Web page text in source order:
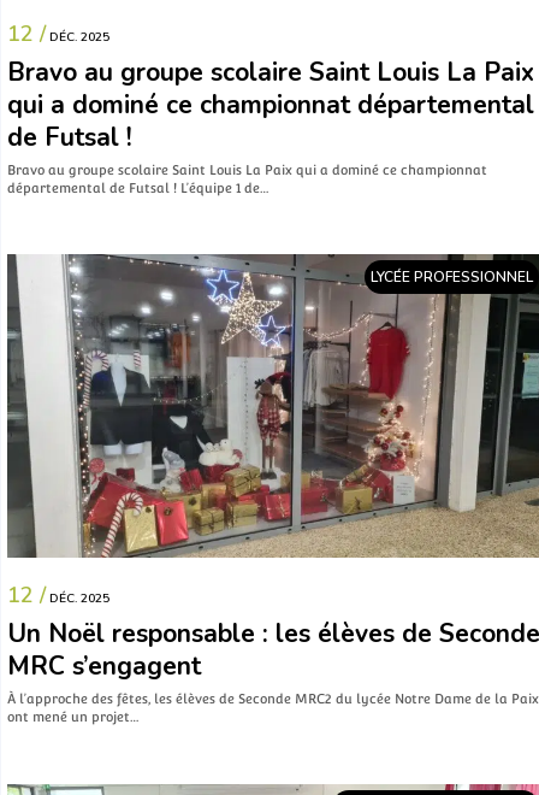
12 / DÉC. 2025
Bravo au groupe scolaire Saint Louis La Paix
qui a dominé ce championnat départemental
de Futsal !
Bravo au groupe scolaire Saint Louis La Paix qui a dominé ce championnat
départemental de Futsal ! L’équipe 1 de…
LYCÉE PROFESSIONNEL
12 / DÉC. 2025
Un Noël responsable : les élèves de Seconde
MRC s’engagent
À l’approche des fêtes, les élèves de Seconde MRC2 du lycée Notre Dame de la
ont mené un projet…